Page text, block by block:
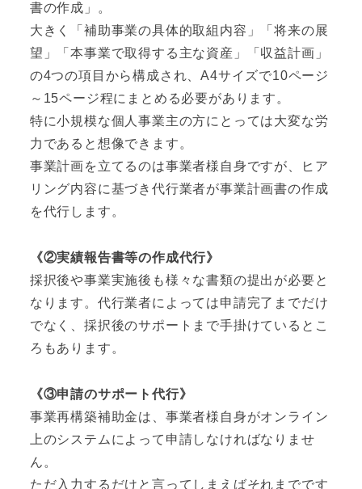
書の作成」。
大きく「補助事業の具体的取組内容」「将来の展
望」「本事業で取得する主な資産」「収益計画」
の4つの項目から構成され、A4サイズで10ページ
～15ページ程にまとめる必要があります。
特に小規模な個人事業主の方にとっては大変な労
力であると想像できます。
事業計画を立てるのは事業者様自身ですが、ヒア
リング内容に基づき代行業者が事業計画書の作成
を代行します。
《②実績報告書等の作成代行》
採択後や事業実施後も様々な書類の提出が必要と
なります。代行業者によっては申請完了までだけ
でなく、採択後のサポートまで手掛けているとこ
ろもあります。
《③申請のサポート代行》
事業再構築補助金は、事業者様自身がオンライン
上のシステムによって申請しなければなりませ
ん。
ただ入力するだけと言ってしまえばそれまでです